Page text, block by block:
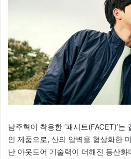
남주혁이 착용한 ‘패시트(FACET)’
인 제품으로, 산의 암벽을 형상화한
난 아웃도어 기술력이 더해진 등산